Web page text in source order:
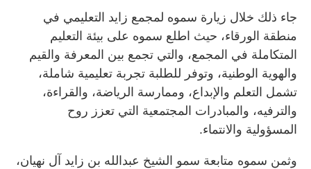
جاء ذلك خلال زيارة سموه لمجمع زايد التعليمي في
منطقة الورقاء، حيث اطلع سموه على بيئة التعليم
المتكاملة في المجمع، والتي تجمع بين المعرفة والقيم
والهوية الوطنية، وتوفر للطلبة تجربة تعليمية شاملة،
تشمل التعلم والإبداع، وممارسة الرياضة، والقراءة،
والترفيه، والمبادرات المجتمعية التي تعزز روح
المسؤولية والانتماء.
وثمن سموه متابعة سمو الشيخ عبدالله بن زايد آل نهيان،